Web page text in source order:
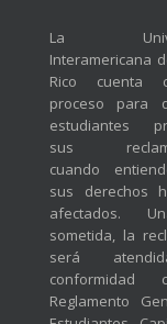
La
Interamericana
Rico cuenta
proceso para
estudiantes
sus
cuando
sus derechos
afectados.
sometida, la
será
Reglamento